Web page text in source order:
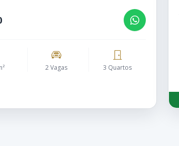
2 Vagas 3 Quartos